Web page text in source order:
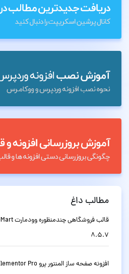
مطالب داغ
8.5.7
افزونه صفحه ساز المنتور پرو Elementor Pro وردپرس نسخه 4.2.1